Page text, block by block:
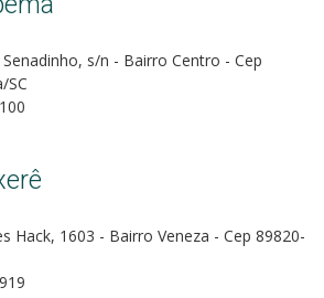
s/n - Bairro Centro - Cep
SC
Hack, 1603 - Bairro Veneza - Cep 89820-